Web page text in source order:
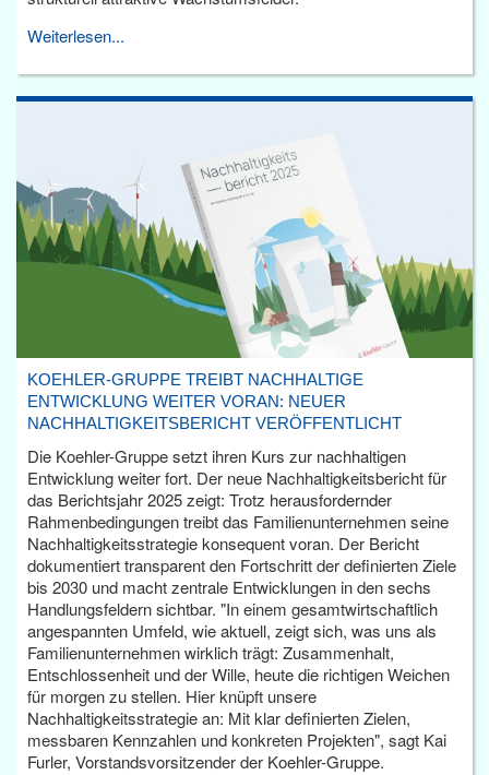
Weiterlesen...
KOEHLER-GRUPPE TREIBT NACHHALTIGE
ENTWICKLUNG WEITER VORAN: NEUER
NACHHALTIGKEITSBERICHT VERÖFFENTLICHT
Die Koehler-Gruppe setzt ihren Kurs zur nachhaltigen
Entwicklung weiter fort. Der neue Nachhaltigkeitsbericht für
das Berichtsjahr 2025 zeigt: Trotz herausfordernder
Rahmenbedingungen treibt das Familienunternehmen seine
Nachhaltigkeitsstrategie konsequent voran. Der Bericht
dokumentiert transparent den Fortschritt der definierten Ziele
bis 2030 und macht zentrale Entwicklungen in den sechs
Handlungsfeldern sichtbar. "In einem gesamtwirtschaftlich
angespannten Umfeld, wie aktuell, zeigt sich, was uns als
Familienunternehmen wirklich trägt: Zusammenhalt,
Entschlossenheit und der Wille, heute die richtigen Weichen
für morgen zu stellen. Hier knüpft unsere
Nachhaltigkeitsstrategie an: Mit klar definierten Zielen,
messbaren Kennzahlen und konkreten Projekten", sagt Kai
Furler, Vorstandsvorsitzender der Koehler-Gruppe.